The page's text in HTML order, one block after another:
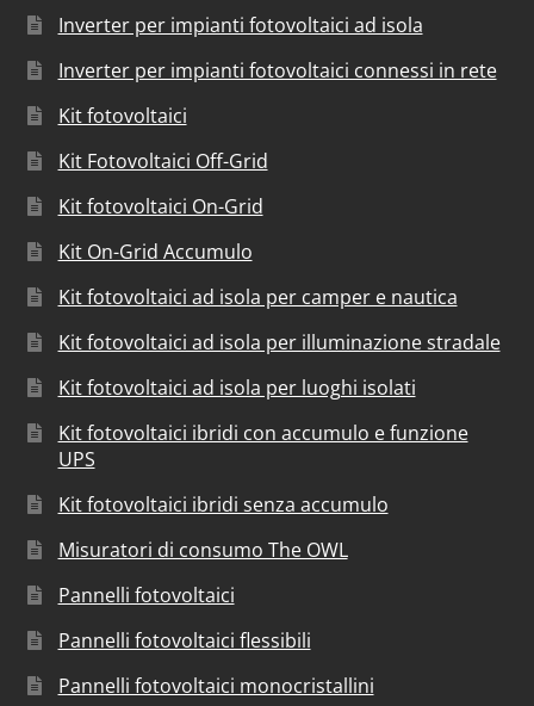
Inverter per impianti fotovoltaici ad isola
Inverter per impianti fotovoltaici connessi in rete
Kit fotovoltaici
Kit Fotovoltaici Off-Grid
Kit fotovoltaici On-Grid
Kit On-Grid Accumulo
Kit fotovoltaici ad isola per camper e nautica
Kit fotovoltaici ad isola per illuminazione stradale
Kit fotovoltaici ad isola per luoghi isolati
Kit fotovoltaici ibridi con accumulo e funzione
UPS
Kit fotovoltaici ibridi senza accumulo
Misuratori di consumo The OWL
Pannelli fotovoltaici
Pannelli fotovoltaici flessibili
Pannelli fotovoltaici monocristallini